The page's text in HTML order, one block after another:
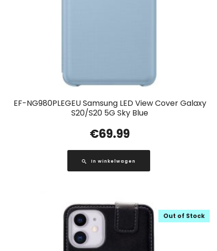
EF-NG980PLEGEU Samsung LED View Cover Galaxy
S20/S20 5G Sky Blue
€69.99
In winkelwagen
Out of Stock